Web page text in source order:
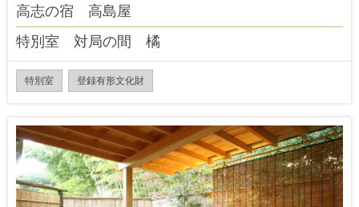
高志の宿 高島屋
特別室 対局の間 橘
特別室 登録有形文化財